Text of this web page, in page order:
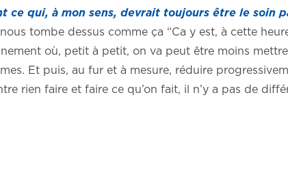
ce qui, à mon sens, devrait toujours être le soin
tombe dessus comme ça “Ca y est, à cette
où, petit à petit, on va peut être moins
Et puis, au fur et à mesure, réduire
rien faire et faire ce qu’on fait, il n’y a pas de